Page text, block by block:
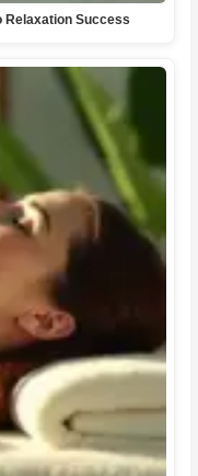
Relaxation Success